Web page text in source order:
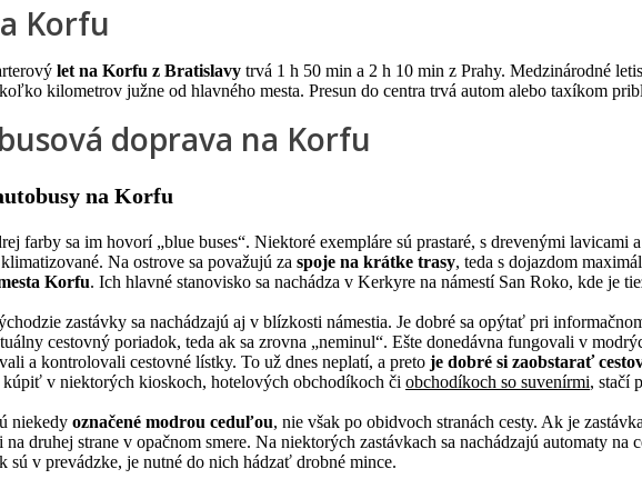
Korfu
let na Korfu z Bratislavy trvá 1 h 50 min a 2 h 10 min z Prahy. Medzinárodné
kilometrov južne od hlavného mesta. Presun do centra trvá autom alebo taxíkom
doprava na Korfu
na Korfu
farby sa im hovorí „blue buses“. Niektoré exempláre sú prastaré, s drevenými lavicami
Na ostrove sa považujú za spoje na krátke trasy, teda s dojazdom
Korfu. Ich hlavné stanovisko sa nachádza v Kerkyre na námestí San Roko, kde je
zastávky sa nachádzajú aj v blízkosti námestia. Je dobré sa opýtať pri
cestovný poriadok, teda ak sa zrovna „neminul“. Ešte donedávna fungovali v
a kontrolovali cestovné lístky. To už dnes neplatí, a preto je dobré si zaobstarať
kúpiť v niektorých kioskoch, hotelových obchodíkoch či obchodíkoch so suvenírmi, stačí
niekedy označené modrou ceduľou, nie však po obidvoch stranách cesty. Ak je
na druhej strane v opačnom smere. Na niektorých zastávkach sa nachádzajú automaty na
sú v prevádzke, je nutné do nich hádzať drobné mince.